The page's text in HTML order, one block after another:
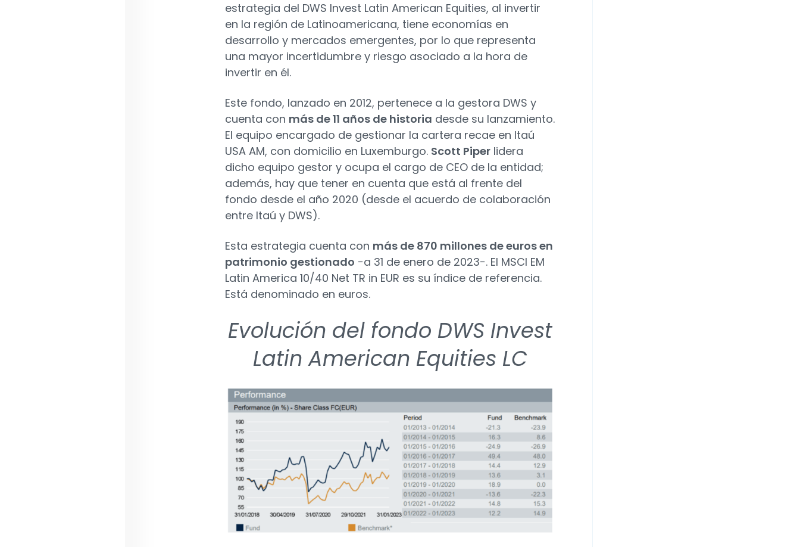
estrategia del DWS Invest Latin American Equities, al invertir
en la región de Latinoamericana, tiene economías en
desarrollo y mercados emergentes, por lo que representa
una mayor incertidumbre y riesgo asociado a la hora de
invertir en él.
Este fondo, lanzado en 2012, pertenece a la gestora DWS y
cuenta con más de 11 años de historia desde su lanzamiento.
El equipo encargado de gestionar la cartera recae en Itaú
USA AM, con domicilio en Luxemburgo. Scott Piper lidera
dicho equipo gestor y ocupa el cargo de CEO de la entidad;
además, hay que tener en cuenta que está al frente del
fondo desde el año 2020 (desde el acuerdo de colaboración
entre Itaú y DWS).
Esta estrategia cuenta con más de 870 millones de euros en
patrimonio gestionado −a 31 de enero de 2023−. El MSCI EM
Latin America 10/40 Net TR in EUR es su índice de referencia.
Está denominado en euros.
Evolución del fondo DWS Invest
Latin American Equities LC